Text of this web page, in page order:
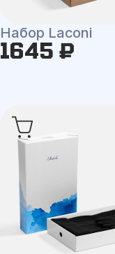
Набор Laconi
1645 ₽